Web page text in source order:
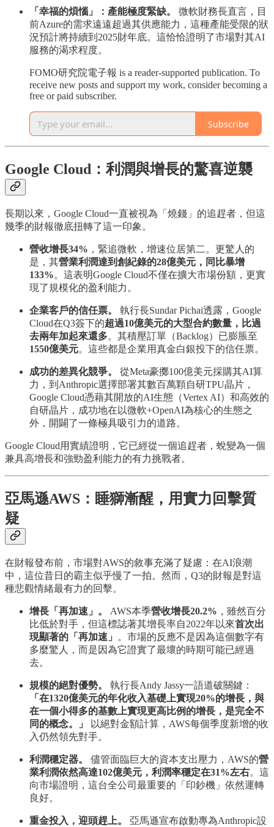
「幸福的煩惱」：產能極度緊缺。
微軟財務長直言，目
前Azure的需求遠遠超過其供應能力，這種產能受限的狀
況預計將持續到2025財年底。這恰恰證明了市場對其AI
服務的渴求程度。
FOMO研究院電子報 is a reader-supported publication. To
receive new posts and support my work, consider becoming a
free or paid subscriber.
Subscribe
Google Cloud：利潤與增長的驚喜逆襲
長期以來，Google Cloud一直被視為「燒錢」的追趕者，但這
幾季的財報徹底扭轉了這一印象。
營收增長34% ，緊追微軟，增速位居第二。更驚人的
是，其營業利潤達到創紀錄的28億美元，同比暴增
133%。這表明Google Cloud不僅在擴大市場份額，更實
現了規模化的盈利能力。
企業客戶的信任票。
執行長Sundar Pichai透露，Google
Cloud在Q3簽下的超過10億美元的大型合約數量，比過
去兩年加起來還多。其積壓訂單（Backlog）已膨脹至
1550億美元。這些都是企業用真金白銀投下的信任票。
成功的差異化競爭。
從Meta豪擲100億美元採購其AI算
力，到Anthropic選擇部署其數百萬顆自研TPU晶片，
Google Cloud憑藉其開放的AI生態（Vertex AI）和高效的
自研晶片，成功地在以微軟+OpenAI為核心的生態之
外，開闢了一條極具吸引力的道路。
Google Cloud用實績證明，它已經從一個追趕者，蛻變為一個
兼具高增長和強勁盈利能力的有力挑戰者。
亞馬遜AWS：睡獅漸醒，用實力回擊質
疑
在財報發布前，市場對AWS的敘事充滿了疑慮：在AI浪潮
中，這位昔日的霸主似乎慢了一拍。然而，Q3的財報是對這
種悲觀情緒最有力的回擊。
增長「再加速」。 AWS本季營收增長20.2% ，雖然百分
比低於對手，但這標誌著其增長率自2022年以來首次出
現顯著的「再加速」
。市場的反應不是因為這個數字有
多麼驚人，而是因為它證實了最壞的時期可能已經過
去。
規模的絕對優勢。
執行長Andy Jassy一語道破關鍵：
「在1320億美元的年化收入基礎上實現20%的增長，與
在一個小得多的基數上實現更高比例的增長，是完全不
同的概念。」
以絕對金額計算，AWS每個季度新增的收
入仍然領先對手。
利潤穩定器。 儘管面臨巨大的資本支出壓力，AWS的營
業利潤依然高達102億美元，利潤率穩定在31%左右。這
向市場證明，這台全公司最重要的「印鈔機」依然運轉
良好。
重金投入，迎頭趕上。
亞馬遜宣布啟動專為Anthropic設